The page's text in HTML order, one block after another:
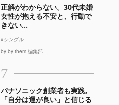
正解がわからない。30代未婚
女性が抱える不安と、行動で
きない...
#シングル
by by them 編集部
7
パナソニック創業者も実践。
「自分は運が良い」と信じる